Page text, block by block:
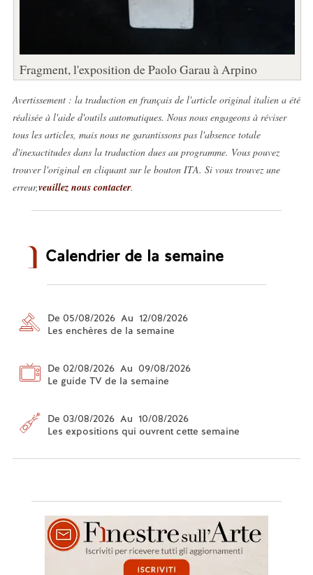
Fragment, l'exposition de Paolo Garau à Arpino
Avertissement : la traduction en français de l'article original italien a été
réalisée à l'aide d'outils automatiques. Nous nous engageons à réviser
tous les articles, mais nous ne garantissons pas l'absence totale
d'inexactitudes dans la traduction dues au programme. Vous pouvez
trouver l'original en cliquant sur le bouton ITA. Si vous trouvez une
erreur,veuillez nous contacter.
Calendrier de la semaine
De 05/08/2026 Au 12/08/2026
Les enchères de la semaine
De 02/08/2026 Au 09/08/2026
Le guide TV de la semaine
De 03/08/2026 Au 10/08/2026
Les expositions qui ouvrent cette semaine